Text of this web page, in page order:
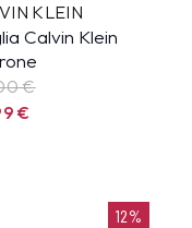
KLEIN
Calvin Klein
€
€
12%